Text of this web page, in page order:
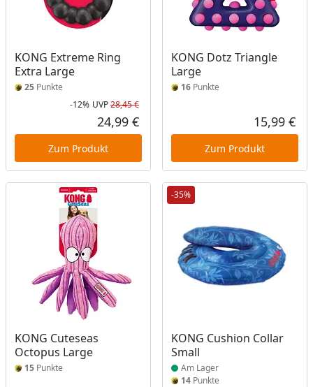
KONG Extreme Ring
Extra Large
25 Punkte
Rabatt in Prozent
-12%
Ursprünglicher Preis
UVP28,45 €
Aktueller Preis
24,99 €
Zum Produkt
KONG Dotz Triangle
Large
16Punkte
15,99 €
Zum Produkt
KONG Cuteseas
Octopus Large
15 Punkte
-35%
KONG Cushion Collar
Small
Produkt am Lager
Am Lager
14Punkte